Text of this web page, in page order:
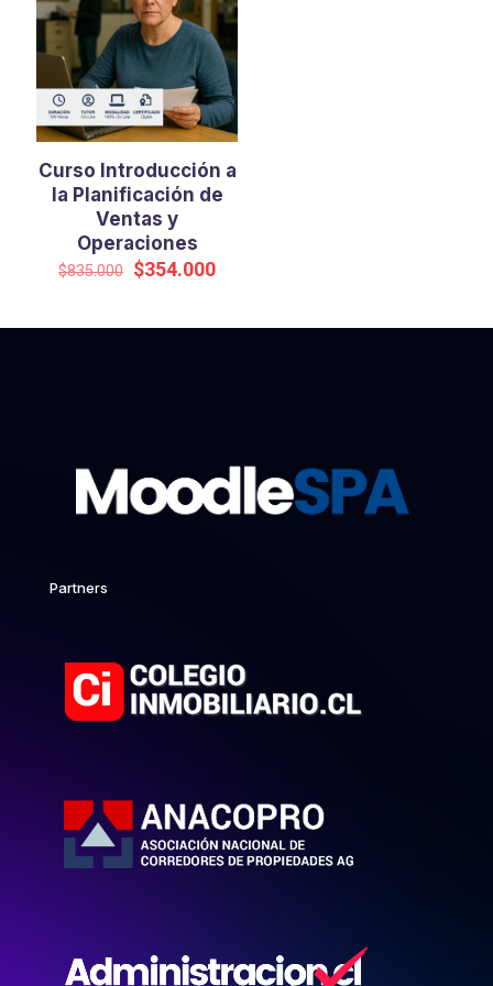
Curso Introducción a
la Planificación de
Ventas y
Operaciones
$835.000 El
era:
$354.000El
es:
Partners